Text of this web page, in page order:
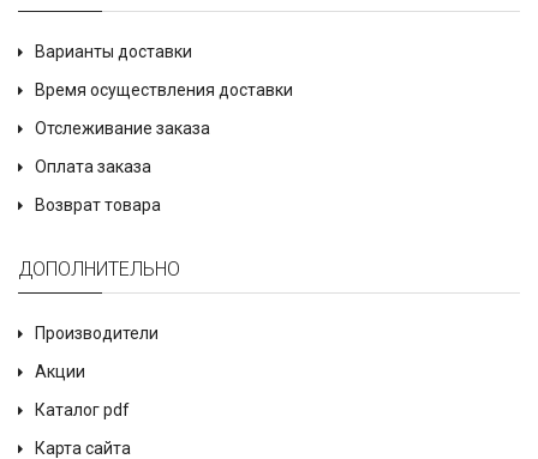
Варианты доставки
Время осуществления доставки
Отслеживание заказа
Оплата заказа
Возврат товара
ДОПОЛНИТЕЛЬНО
Производители
Акции
Каталог pdf
Карта сайта